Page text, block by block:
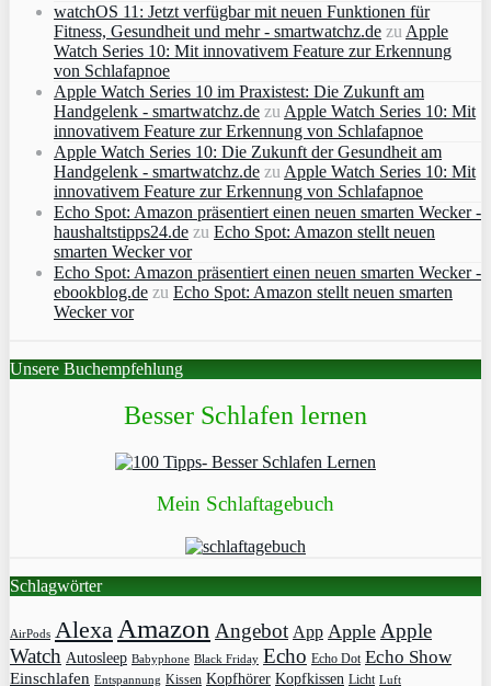
watchOS 11: Jetzt verfügbar mit neuen Funktionen für
Fitness, Gesundheit und mehr - smartwatchz.de zu Apple
Watch Series 10: Mit innovativem Feature zur Erkennung
von Schlafapnoe
Apple Watch Series 10 im Praxistest: Die Zukunft am
Handgelenk - smartwatchz.de zu Apple Watch Series 10: Mit
innovativem Feature zur Erkennung von Schlafapnoe
Apple Watch Series 10: Die Zukunft der Gesundheit am
Handgelenk - smartwatchz.de zu Apple Watch Series 10: Mit
innovativem Feature zur Erkennung von Schlafapnoe
Echo Spot: Amazon präsentiert einen neuen smarten Wecker -
haushaltstipps24.de zu Echo Spot: Amazon stellt neuen
smarten Wecker vor
Echo Spot: Amazon präsentiert einen neuen smarten Wecker -
ebookblog.de zu Echo Spot: Amazon stellt neuen smarten
Wecker vor
Unsere Buchempfehlung
Besser Schlafen lernen
Mein Schlaftagebuch
Schlagwörter
AirPods Alexa Amazon Angebot App Apple Apple
Watch Autosleep Babyphone Black Friday Echo Echo Dot Echo Show
Einschlafen Entspannung Kissen Kopfhörer Kopfkissen Licht Luft